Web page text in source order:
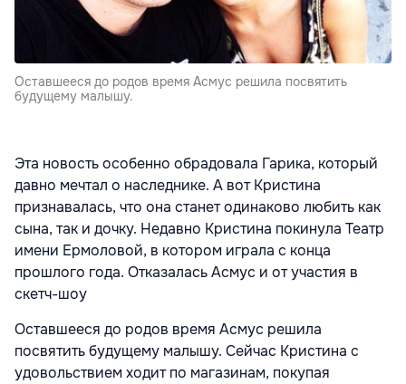
Оставшееся до родов время Асмус решила посвятить
будущему малышу.
Эта новость особенно обрадовала Гарика, который
давно мечтал о наследнике. А вот Кристина
признавалась, что она станет одинаково любить как
сына, так и дочку. Недавно Кристина покинула Театр
имени Ермоловой, в котором играла с конца
прошлого года. Отказалась Асмус и от участия в
скетч-шоу
Оставшееся до родов время Асмус решила
посвятить будущему малышу. Сейчас Кристина с
удовольствием ходит по магазинам, покупая